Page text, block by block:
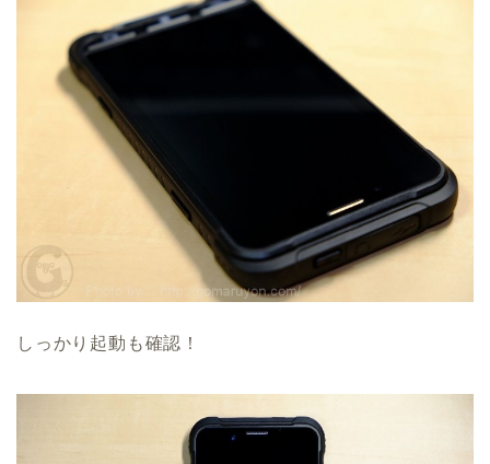
しっかり起動も確認！